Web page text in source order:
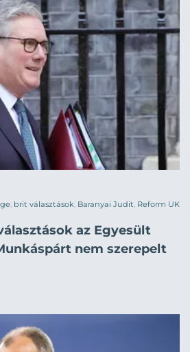
brit választások Baranyai Judit Reform UK
az Egyesült
nem szerepelt